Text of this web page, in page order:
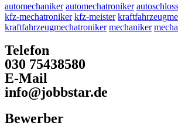
automechaniker automechatroniker
kfz-mechatroniker kfz-meister
kraftfahrzeugmechatroniker mechaniker
Telefon
030 75438580
E-Mail
info@jobbstar.de
Bewerber